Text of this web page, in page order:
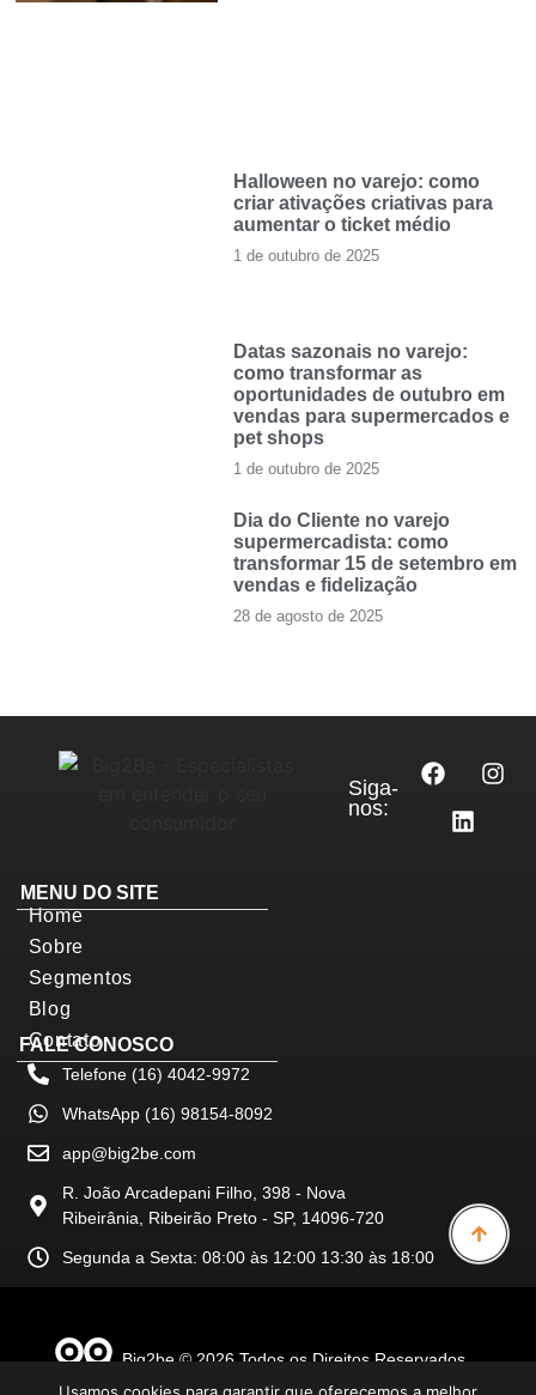
Halloween no varejo: como
criar ativações criativas para
aumentar o ticket médio
1 de outubro de 2025
Datas sazonais no varejo:
como transformar as
oportunidades de outubro em
vendas para supermercados e
pet shops
1 de outubro de 2025
Dia do Cliente no varejo
supermercadista: como
transformar 15 de setembro em
vendas e fidelização
28 de agosto de 2025
Siga-
nos:
MENU DO SITE
Home
Sobre
Segmentos
Blog
Contato
FALE CONOSCO
Telefone (16) 4042-9972
WhatsApp (16) 98154-8092
app@big2be.com
R. João Arcadepani Filho, 398 - Nova
Ribeirânia, Ribeirão Preto - SP, 14096-720
Segunda a Sexta: 08:00 às 12:00 13:30 às 18:00
Big2be © 2026 Todos os Direitos Reservados.
Desenvolvido por Happy Web